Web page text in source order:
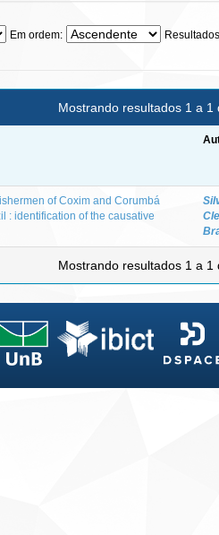
Em ordem:
Mostrando resultados 1 a 1
of Coxim and Corumbá
: identification of the causative
Mostrando resultados 1 a 1